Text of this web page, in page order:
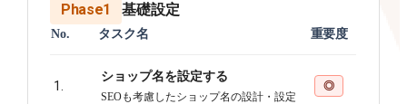
Phase1 基礎設定
No. タスク名 重要度
1.
ショップ名を設定する
SEOも考慮したショップ名の設計・設定
◎